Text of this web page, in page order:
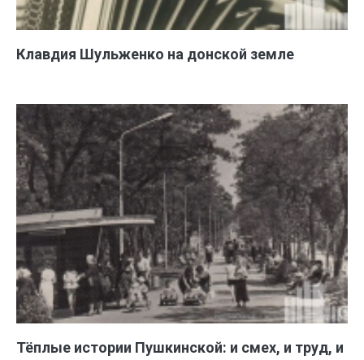
Клавдия Шульженко на донской земле
Тёплые истории Пушкинской: и смех, и труд, и